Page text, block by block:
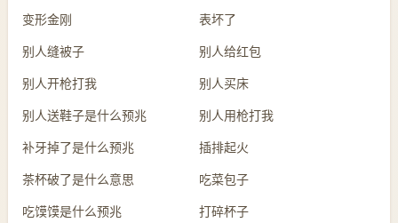
变形金刚 表坏了
别人缝被子 别人给红包
别人开枪打我 别人买床
别人送鞋子是什么预兆 别人用枪打我
补牙掉了是什么预兆 插排起火
茶杯破了是什么意思 吃菜包子
吃馍馍是什么预兆 打碎杯子